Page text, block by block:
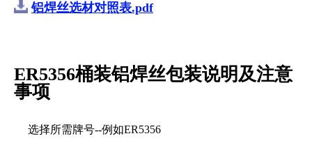
铝焊丝选材对照表.pdf
ER5356桶装铝焊丝包装说明及注意
事项
选择所需牌号--例如ER5356